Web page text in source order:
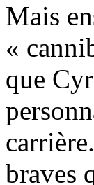
Mais
«
que
braves